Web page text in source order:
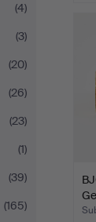
(4)
(3)
(20)
(26)
(23)
(1)
(39)
(165)